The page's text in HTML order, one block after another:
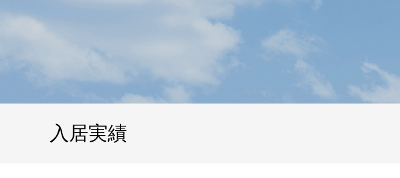
入居実績